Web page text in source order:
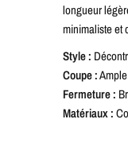
longueur
minimaliste et
Style :
Coupe :
Fermeture :
Matériaux :